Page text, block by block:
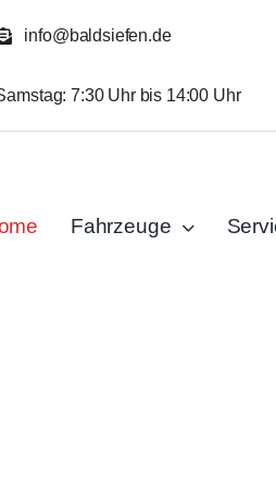
info@baldsiefen.de
7:30 Uhr bis 14:00 Uhr
Fahrzeuge